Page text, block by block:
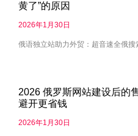
黄了”的原因
2026年1月30日
俄语独立站助力外贸：超音速全俄搜
2026 俄罗斯网站建设后的
避开更省钱
2026年1月30日